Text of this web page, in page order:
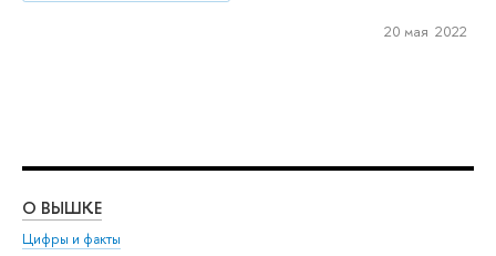
20 мая 2022
О ВЫШКЕ
Цифры и факты